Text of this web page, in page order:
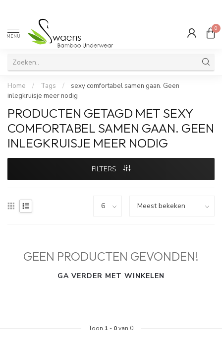
MENU
0
Home / Tags /
sexy comfortabel samen gaan. Geen
inlegkruisje meer nodig
PRODUCTEN GETAGD MET SEXY
COMFORTABEL SAMEN GAAN. GEEN
INLEGKRUISJE MEER NODIG
FILTERS
GEEN PRODUCTEN GEVONDEN!
GA VERDER MET WINKELEN
Toon 1 - 0van 0